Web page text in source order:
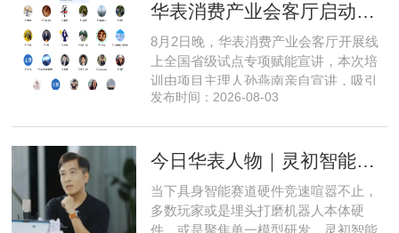
长久，这也是享刻智能自创立之初便坚
创始人、CEO 陈震纵观当前具
8月2日晚，华表消费产业会客厅开展线
上全国省级试点专项赋能宣讲，本次培
训由项目主理人孙燕南亲自宣讲，吸引
了来自贵州、河北、北京、天津、常
间盘活、私域变现、稳现金流搭建、试
现状，深度剖析行业双重发展困境
发布时间：2026-08-03
今日华表人物｜灵初智能CEO王启斌：押注千万级数据解锁具身智能质变
当下具身智能赛道硬件竞速喧嚣不止，
多数玩家或是埋头打磨机器人本体硬
件，或是聚焦单一模型研发，灵初智能